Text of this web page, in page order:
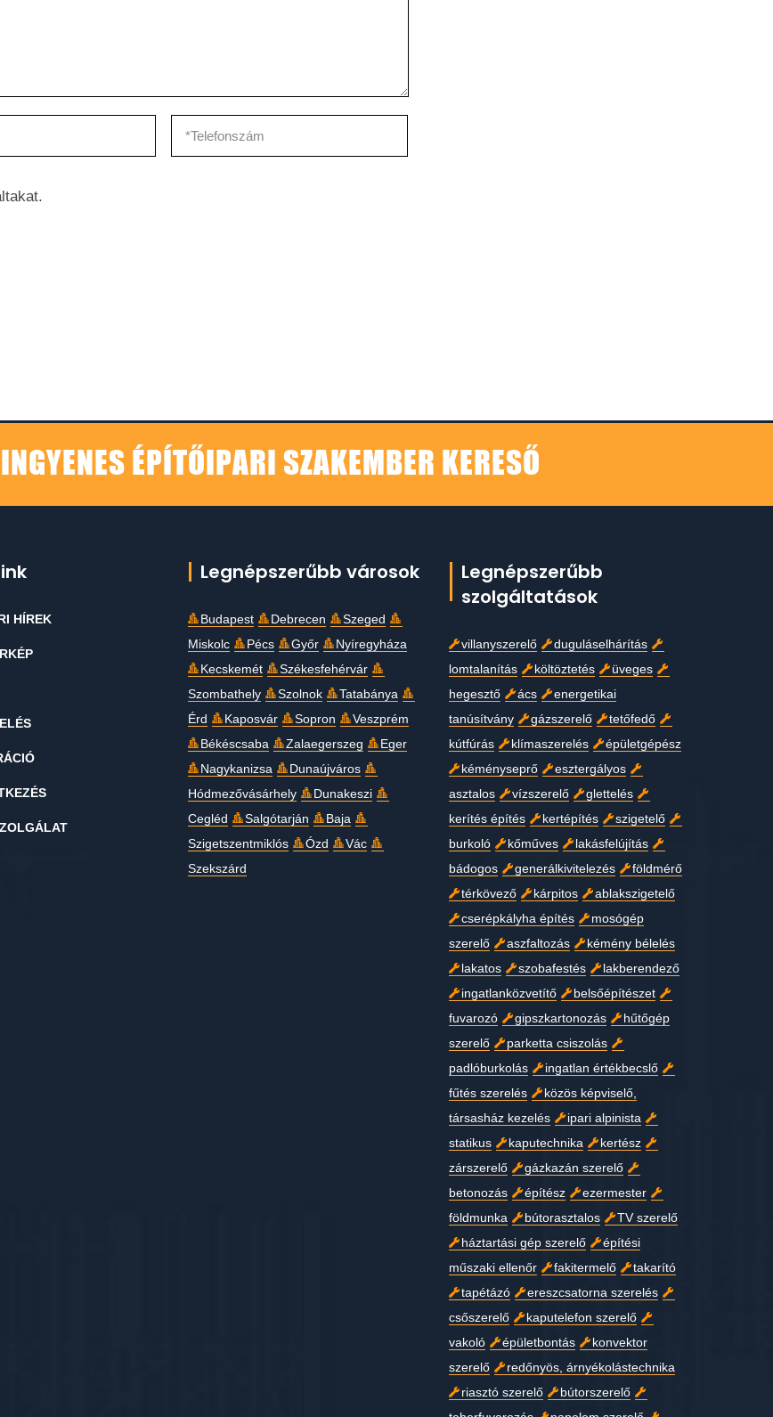
ÉPÍTŐIPARI SZAKEMBER KERESŐ
HÍREK
Legnépszerűbb városok
Budapest Debrecen
Szeged
Miskolc
Pécs Győr
Nyíregyháza
Kecskemét
Székesfehérvár
Szombathely
Szolnok
Tatabánya
Érd
Kaposvár Sopron
Veszprém
Békéscsaba
Zalaegerszeg
Eger
Nagykanizsa
Dunaújváros
Hódmezővásárhely
Dunakeszi
Cegléd
Salgótarján
Baja
Szigetszentmiklós
Ózd
Vác
Szekszárd
Legnépszerűbb
szolgáltatások
villanyszerelő
duguláselhárítás
lomtalanítás
költöztetés
üveges
hegesztő
ács
energetikai
tanúsítvány
gázszerelő
tetőfedő
kútfúrás
klímaszerelés
épületgépész
kéményseprő
esztergályos
asztalos
vízszerelő
glettelés
kerítés építés
kertépítés
szigetelő
burkoló
kőműves
lakásfelújítás
bádogos
generálkivitelezés
földmérő
térkövező
kárpitos
ablakszigetelő
cserépkályha építés
mosógép
szerelő
aszfaltozás
kémény bélelés
lakatos
szobafestés
lakberendező
ingatlanközvetítő
belsőépítészet
fuvarozó
gipszkartonozás
hűtőgép
szerelő
parketta csiszolás
padlóburkolás
ingatlan értékbecslő
fűtés szerelés
közös képviselő,
társasház kezelés
ipari alpinista
statikus
kaputechnika
kertész
zárszerelő
gázkazán szerelő
betonozás
építész
ezermester
földmunka
bútorasztalos
TV szerelő
háztartási gép szerelő
építési
műszaki ellenőr
fakitermelő
takarító
tapétázó
ereszcsatorna szerelés
csőszerelő
kaputelefon szerelő
vakoló
épületbontás
konvektor
szerelő
redőnyös, árnyékolástechnika
riasztó szerelő
bútorszerelő